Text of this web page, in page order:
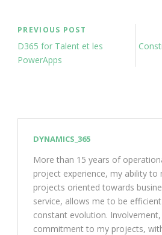
PREVIOUS POST
D365 for Talent et les
PowerApps
DYNAMICS_365
More than 15 years of
project experience, my ability to
projects oriented towards
service, allows me to be
constant evolution.
commitment to my projects,